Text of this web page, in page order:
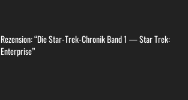
Rezension: “Die Star-Trek-Chronik Band 1 — Star Trek:
Enterprise”